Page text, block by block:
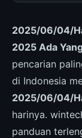
2025/06/04/
2025 Ada
pencarian
di Indonesia
2025/06/04/
harinya.
panduan